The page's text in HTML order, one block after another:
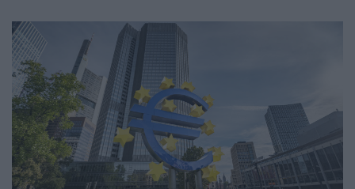
hogy a kriptopiacon láttunk múlt hónapban egy nagyon
csúnya esést. Összességében az látszik, hogy kevés olyan
fontosabb tőzsdei instrumentum van, amelynek esett volna
idén az árfolyama, közéjük tartozik néhány
mezőgazdasági nyersanyag és a hosszú amerikai
állampapírok.